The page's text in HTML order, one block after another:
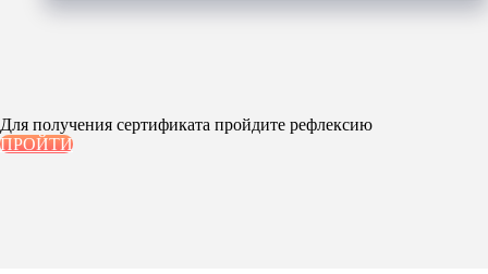
Для получения сертификата пройдите рефлексию
ПРОЙТИ